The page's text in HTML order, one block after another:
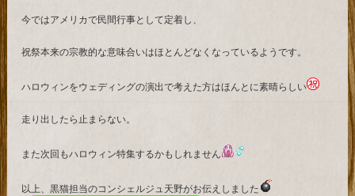
今ではアメリカで民間行事として定着し、
祝祭本来の宗教的な意味合いはほとんどなくなっているようです。
ハロウィンをウェディングの演出で考えた方はほんとに素晴らしい
走り出したら止まらない。
また次回もハロウィン特集するかもしれません
以上、黒猫担当のコンシェルジュ天野がお伝えしました